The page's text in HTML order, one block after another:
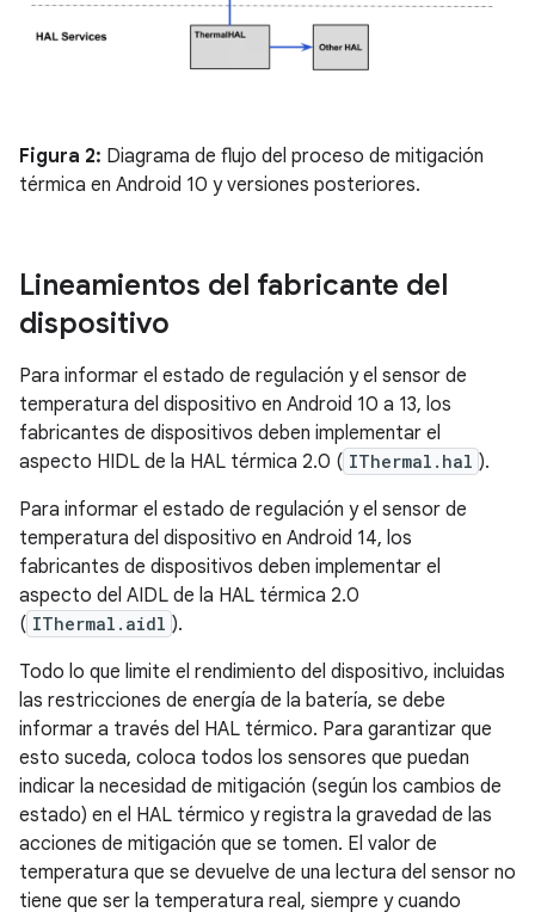
Figura 2: Diagrama de flujo del proceso de mitigación
térmica en Android 10 y versiones posteriores.
Lineamientos del fabricante del
dispositivo
Para informar el estado de regulación y el sensor de
temperatura del dispositivo en Android 10 a 13, los
fabricantes de dispositivos deben implementar el
aspecto HIDL de la HAL térmica 2.0 ( IThermal.hal ).
Para informar el estado de regulación y el sensor de
temperatura del dispositivo en Android 14, los
fabricantes de dispositivos deben implementar el
aspecto del AIDL de la HAL térmica 2.0
( IThermal.aidl ).
Todo lo que limite el rendimiento del dispositivo, incluidas
las restricciones de energía de la batería, se debe
informar a través del HAL térmico. Para garantizar que
esto suceda, coloca todos los sensores que puedan
indicar la necesidad de mitigación (según los cambios de
estado) en el HAL térmico y registra la gravedad de las
acciones de mitigación que se tomen. El valor de
temperatura que se devuelve de una lectura del sensor no
tiene que ser la temperatura real, siempre y cuando